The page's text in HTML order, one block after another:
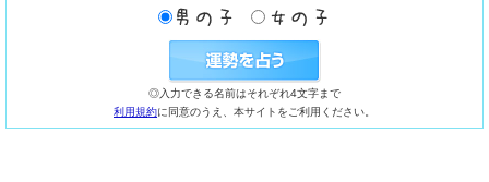
◎入力できる名前はそれぞれ4文字まで
利用規約に同意のうえ、本サイトをご利用ください。